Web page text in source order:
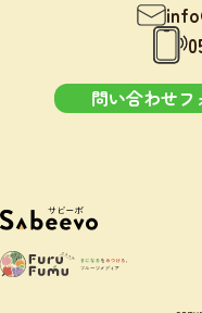
問い合わせフ